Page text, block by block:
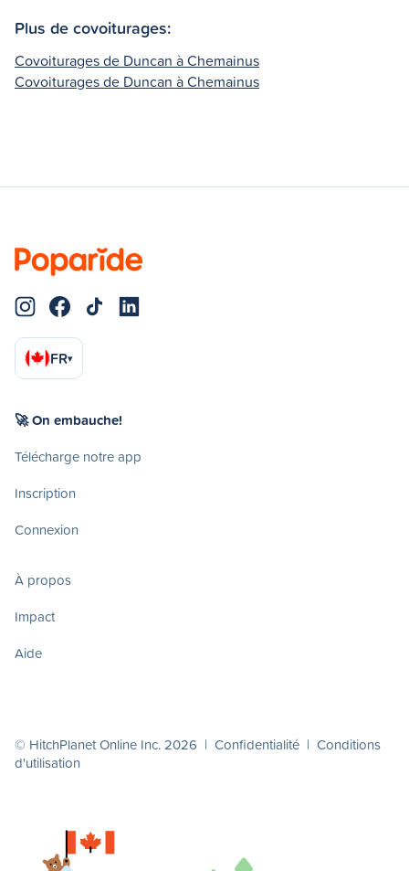
Plus de covoiturages:
Covoiturages de Duncan à Chemainus
Covoiturages de Duncan à Chemainus
FR▾
🚀 On embauche!
Télécharge notre app
Inscription
Connexion
À propos
Impact
Aide
© HitchPlanet Online Inc. 2026 | Confidentialité | Conditions
d'utilisation